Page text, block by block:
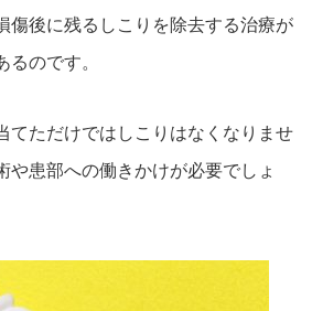
傷後に残るしこりを除去する治療が
るのです。
てただけではしこりはなくなりませ
や患部への働きかけが必要でしょ